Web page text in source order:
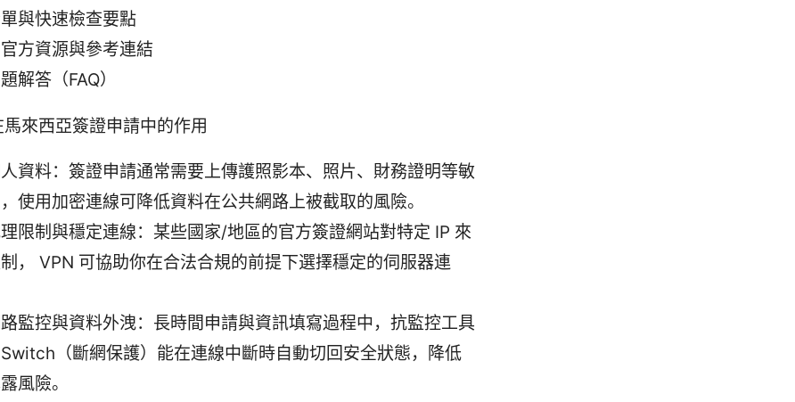
與快速檢查要點
方資源與參考連結
解答（FAQ）
來西亞簽證申請中的作用
資料：簽證申請通常需要上傳護照影本、照片、財務證明等敏
使用加密連線可降低資料在公共網路上被截取的風險。
限制與穩定連線：某些國家/地區的官方簽證網站對特定 IP 來
， VPN 可協助你在合法合規的前提下選擇穩定的伺服器連
監控與資料外洩：長時間申請與資訊填寫過程中，抗監控工具
（斷網保護）能在連線中斷時自動切回安全狀態，降低
風險。